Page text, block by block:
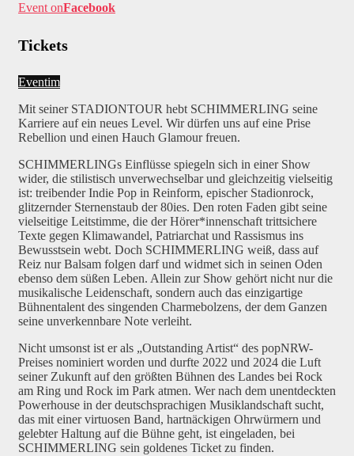
Event onFacebook
Tickets
Eventim
Mit seiner STADIONTOUR hebt SCHIMMERLING seine
Karriere auf ein neues Level. Wir dürfen uns auf eine Prise
Rebellion und einen Hauch Glamour freuen.
SCHIMMERLINGs Einflüsse spiegeln sich in einer Show
wider, die stilistisch unverwechselbar und gleichzeitig vielseitig
ist: treibender Indie Pop in Reinform, epischer Stadionrock,
glitzernder Sternenstaub der 80ies. Den roten Faden gibt seine
vielseitige Leitstimme, die der Hörer*innenschaft trittsichere
Texte gegen Klimawandel, Patriarchat und Rassismus ins
Bewusstsein webt. Doch SCHIMMERLING weiß, dass auf
Reiz nur Balsam folgen darf und widmet sich in seinen Oden
ebenso dem süßen Leben. Allein zur Show gehört nicht nur die
musikalische Leidenschaft, sondern auch das einzigartige
Bühnentalent des singenden Charmebolzens, der dem Ganzen
seine unverkennbare Note verleiht.
Nicht umsonst ist er als „Outstanding Artist“ des popNRW-
Preises nominiert worden und durfte 2022 und 2024 die Luft
seiner Zukunft auf den größten Bühnen des Landes bei Rock
am Ring und Rock im Park atmen. Wer nach dem unentdeckten
Powerhouse in der deutschsprachigen Musiklandschaft sucht,
das mit einer virtuosen Band, hartnäckigen Ohrwürmern und
gelebter Haltung auf die Bühne geht, ist eingeladen, bei
SCHIMMERLING sein goldenes Ticket zu finden.